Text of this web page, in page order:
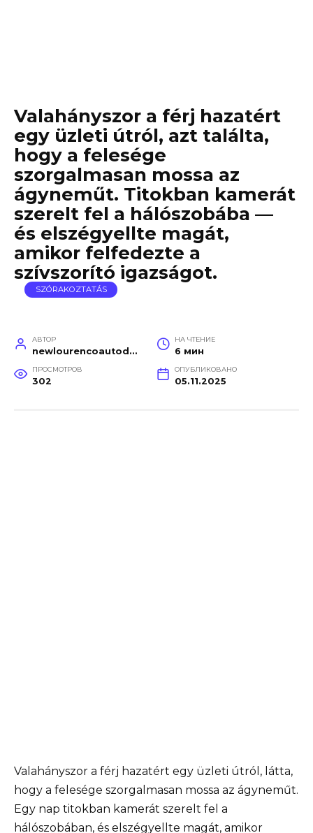
Valahányszor a férj hazatért
egy üzleti útról, azt találta,
hogy a felesége
szorgalmasan mossa az
ágyneműt. Titokban kamerát
szerelt fel a hálószobába —
és elszégyellte magát,
amikor felfedezte a
szívszorító igazságot.
SZÓRAKOZTATÁS
АВТОР
newlourencoautodetail
НА ЧТЕНИЕ
6 мин
ПРОСМОТРОВ
302
ОПУБЛИКОВАНО
05.11.2025
Valahányszor a férj hazatért egy üzleti útról, látta,
hogy a felesége szorgalmasan mossa az ágyneműt.
Egy nap titokban kamerát szerelt fel a
hálószobában, és elszégyellte magát, amikor